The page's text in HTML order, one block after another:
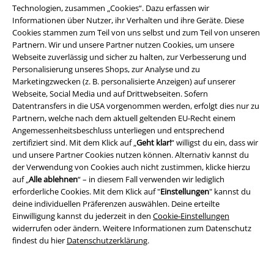
Technologien, zusammen „Cookies“. Dazu erfassen wir
Informationen über Nutzer, ihr Verhalten und ihre Geräte. Diese
Cookies stammen zum Teil von uns selbst und zum Teil von unseren
Partnern. Wir und unsere Partner nutzen Cookies, um unsere
Webseite zuverlässig und sicher zu halten, zur Verbesserung und
Personalisierung unseres Shops, zur Analyse und zu
Marketingzwecken (z. B. personalisierte Anzeigen) auf unserer
Webseite, Social Media und auf Drittwebseiten. Sofern
Datentransfers in die USA vorgenommen werden, erfolgt dies nur zu
Partnern, welche nach dem aktuell geltenden EU-Recht einem
Angemessenheitsbeschluss unterliegen und entsprechend
zertifiziert sind. Mit dem Klick auf „Geht klar!“ willigst du ein, dass wir
und unsere Partner Cookies nutzen können. Alternativ kannst du
der Verwendung von Cookies auch nicht zustimmen, klicke hierzu
auf „Alle ablehnen“ – in diesem Fall verwenden wir lediglich
erforderliche Cookies. Mit dem Klick auf "Einstellungen" kannst du
deine individuellen Präferenzen auswählen. Deine erteilte
Einwilligung kannst du jederzeit in den Cookie-Einstellungen
widerrufen oder ändern. Weitere Informationen zum Datenschutz
findest du hier Datenschutzerklärung.
recht. Das Modell Ivy Vegan präsentiert sich mit einer 3,5 Zentimeter
hohen Plateau-Sohle und einem Absatz von 11,5 Zentimetern.
Schnürsenkel und ein Reißverschluss an der Innenseite ermöglichen dir
einfaches An- und Ausziehen. Der Schuh wirkt super sexy und geht
perfekt mit Strumpfhosen und Overknee-Strümpfen.
Dein Boots Shop bei EMP: Stiefel online bestellen und sparen
Du willst Stiefeletten online kaufen, die deinen Typ perfekt zur Geltung
bringen? Dann shoppe schöne Boots online bei EMP. Wenn die
Winterbootsnicht schwarz sein sollen, dann greif zu farbigen Modellen.
DockersundDr. Martens Bootsmachen den Anfang. Mit den blumigen
Damen Boots zeigst du Statur. Das Modell kommt im Vintage Look und
verpasst dir einen floralen Look. Mindestens genauso cool sind die
Cowboystiefelim Biker Look. Genarbtes Leder und dekorative
Steppungen mit Fransen und Nieten setzen ein Statement und machen
dich zum urbanen Cowboy.
Boots Schuhe kommen niemals aus der Mode